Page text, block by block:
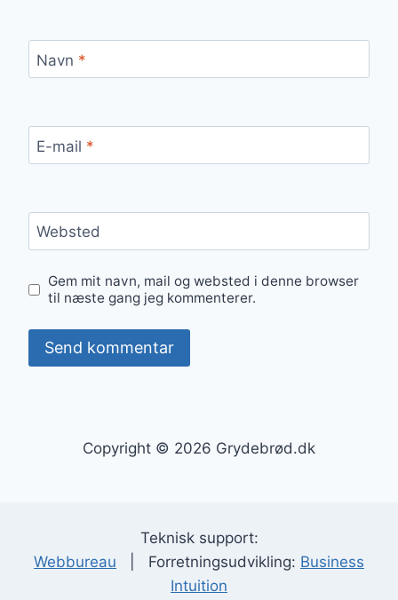
Navn *
E-mail *
Websted
Gem mit navn, mail og websted i denne browser
til næste gang jeg kommenterer.
Copyright © 2026 Grydebrød.dk
Teknisk support:
Webbureau | Forretningsudvikling: Business
Intuition